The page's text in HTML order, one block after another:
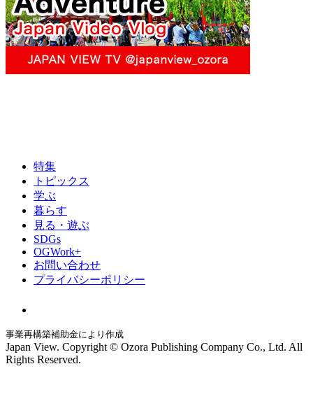
特集
トピックス
学ぶ
暮らす
見る・遊ぶ
SDGs
OGWork+
お問い合わせ
プライバシーポリシー
事業再構築補助金により作成
Japan View. Copyright © Ozora Publishing Company Co., Ltd. All
Rights Reserved.